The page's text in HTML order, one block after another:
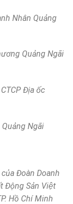
Nhân Quảng
Quảng Ngãi
Địa ốc
Ngãi
Đoàn Doanh
Động Sản Việt
Hồ Chí Minh